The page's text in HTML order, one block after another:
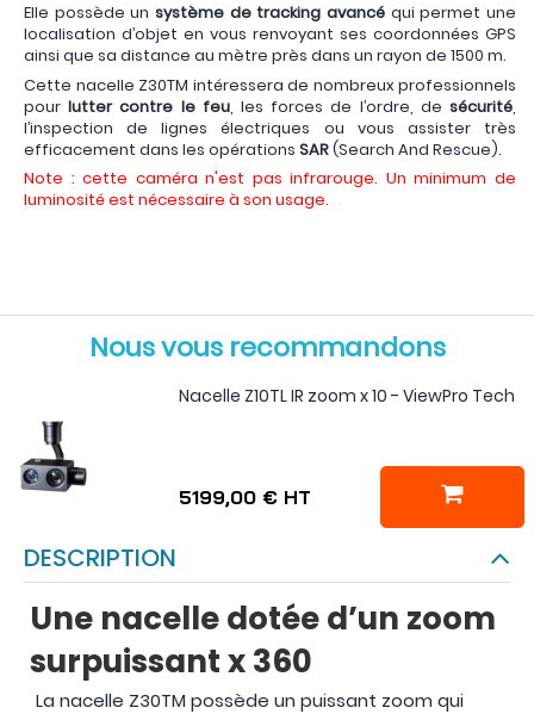
Elle possède un système de tracking avancé qui permet une
localisation d’objet en vous renvoyant ses coordonnées GPS
ainsi que sa distance au mètre près dans un rayon de 1500 m.
Cette nacelle Z30TM intéressera de nombreux professionnels
pourlutter contre le feu, les forces de l’ordre, desécurité
l’inspection de lignes électriques ou vous assister très
efficacement dans les opérations SAR(Search And Rescue).
Note : cette caméra n'est pas infrarouge. Un minimum de
luminosité est nécessaire à son usage.
Nous vous recommandons
Nacelle Z10TL IR zoom x 10 - ViewPro Tech
5199,00 € HT
DESCRIPTION
Une nacelle dotée d’un zoom
surpuissant x 360
La nacelle Z30TM possède un puissant zoom qui